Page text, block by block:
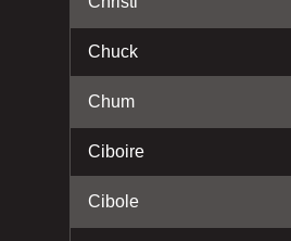
Chuck
Chum
Ciboire
Cibole